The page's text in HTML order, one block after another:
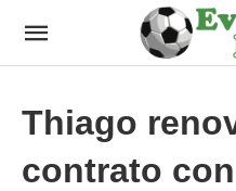
Thiago
contrato